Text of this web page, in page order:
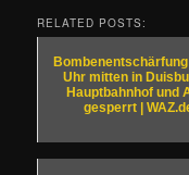
RELATED POSTS:
Bombenentschärfung
Uhr mitten in
Hauptbahnhof und
gesperrt |